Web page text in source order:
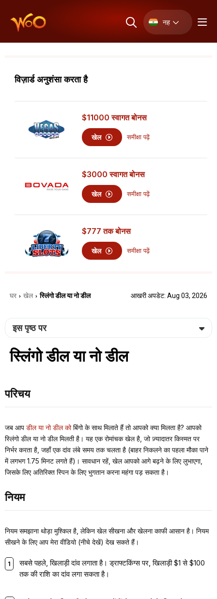
नह
विज़ार्ड अनुशंसा करता है
$11000 स्वागत बोनस
खेल समीक्षा पढ़ें
$3000 स्वागत बोनस
खेल समीक्षा पढ़ें
$777 तक बोनस
खेल समीक्षा पढ़ें
घर › खेल › स्लिंगो डील या नो डील आखरी अपडेट: Aug 03, 2026
इस पृष्ठ पर
स्लिंगो डील या नो डील
परिचय
जब आप डील या नो डील कोबिंगो के साथ मिलाते हैं तो आपको क्या मिलता है? आपको
स्लिंगो डील या नो डील मिलती है। यह एक रोमांचक खेल है, जो ज़्यादातर किस्मत पर
निर्भर करता है, जहाँ एक दांव लंबे समय तक चलता है (बाहर निकलने का पहला मौका पाने
में लगभग 1.75 मिनट लगते हैं)। सावधान रहें, खेल आपको आगे बढ़ने के लिए लुभाएगा,
जिसके लिए अतिरिक्त स्पिन के लिए भुगतान करना महंगा पड़ सकता है।
नियम
नियम समझाना थोड़ा मुश्किल है, लेकिन खेल सीखना और खेलना काफी आसान है। नियम
सीखने के लिए आप मेरा वीडियो (नीचे देखें) देख सकते हैं।
सबसे पहले, खिलाड़ी दांव लगाता है। ड्राफ्टकिंग्स पर, खिलाड़ी $1 से $100
तक की राशि का दांव लगा सकता है।